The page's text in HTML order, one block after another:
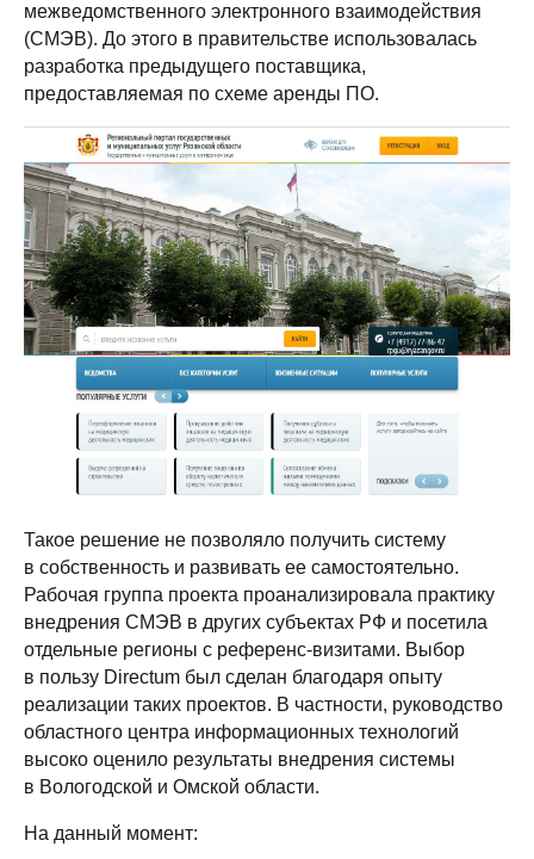
межведомственного электронного взаимодействия
(СМЭВ). До этого в правительстве использовалась
разработка предыдущего поставщика,
предоставляемая по схеме аренды ПО.
Такое решение не позволяло получить систему
в собственность и развивать ее самостоятельно.
Рабочая группа проекта проанализировала практику
внедрения СМЭВ в других субъектах РФ и посетила
отдельные регионы с референс-визитами. Выбор
в пользу Directum был сделан благодаря опыту
реализации таких проектов. В частности, руководство
областного центра информационных технологий
высоко оценило результаты внедрения системы
в Вологодской и Омской области.
На данный момент: